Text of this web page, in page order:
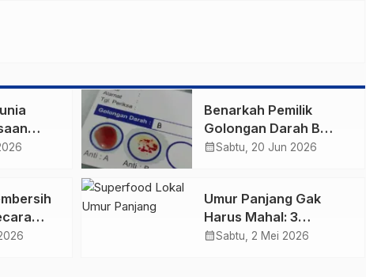
Benarkah Pemilik
Golongan Darah B
Lebih Awet Muda? Ini
calendar_monthSabtu, 20 Jun 2026
Umur Panjang Gak
Harus Mahal: 3
Superfood Pasar
calendar_monthSabtu, 2 Mei 2026